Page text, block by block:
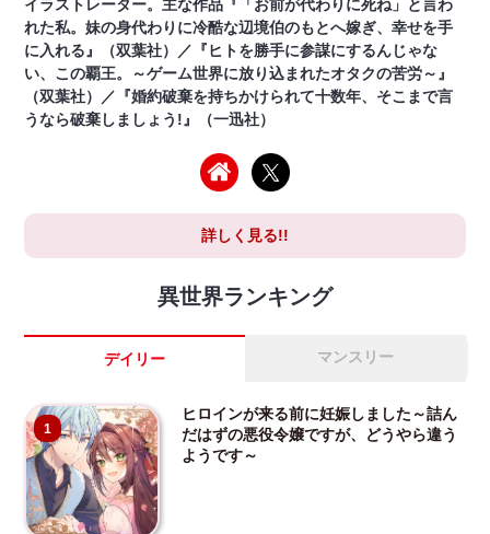
イラストレーター。主な作品『「お前が代わりに死ね」と言わ
れた私。妹の身代わりに冷酷な辺境伯のもとへ嫁ぎ、幸せを手
に入れる』（双葉社）／『ヒトを勝手に参謀にするんじゃな
い、この覇王。～ゲーム世界に放り込まれたオタクの苦労～』
（双葉社）／『婚約破棄を持ちかけられて十数年、そこまで言
うなら破棄しましょう!』（一迅社）
詳しく見る!!
異世界ランキング
デイリー マンスリー
1
ヒロインが来る前に妊娠しました～詰ん
だはずの悪役令嬢ですが、どうやら違う
ようです～